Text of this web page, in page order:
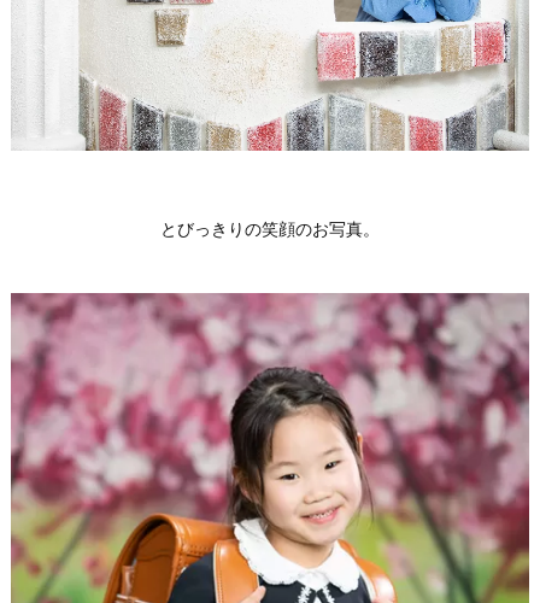
とびっきりの笑顔のお写真。